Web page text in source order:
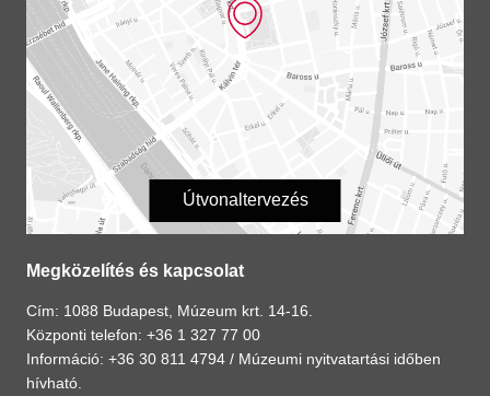
Útvonaltervezés
Megközelítés és kapcsolat
Cím: 1088 Budapest, Múzeum krt. 14-16.
Központi telefon: +36 1 327 77 00
Információ: +36 30 811 4794 / Múzeumi nyitvatartási időben
hívható.